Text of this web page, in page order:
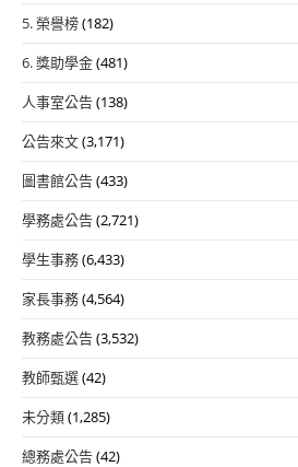
5. 榮譽榜(182)
6. 獎助學金(481)
人事室公告(138)
公告來文(3,171)
圖書館公告(433)
學務處公告(2,721)
學生事務(6,433)
家長事務(4,564)
教務處公告(3,532)
教師甄選(42)
未分類(1,285)
總務處公告(42)